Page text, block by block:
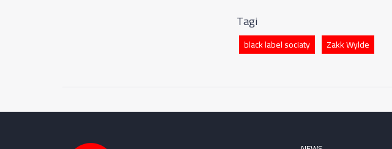
Tagi
black label sociaty Zakk Wylde